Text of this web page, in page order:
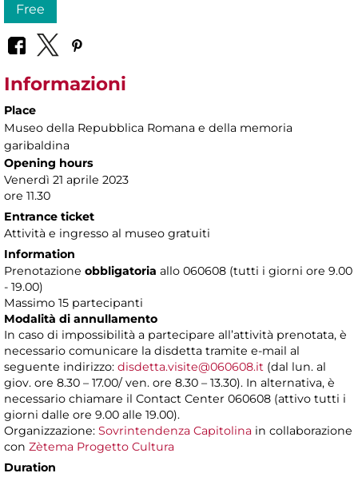
Free
Informazioni
Place
Museo della Repubblica Romana e della memoria
garibaldina
Opening hours
Venerdì 21 aprile 2023
ore 11.30
Entrance ticket
Attività e ingresso al museo gratuiti
Information
Prenotazione obbligatoria allo 060608 (tutti i giorni ore 9.00
- 19.00)
Massimo 15 partecipanti
Modalità di annullamento
In caso di impossibilità a partecipare all’attività prenotata, è
necessario comunicare la disdetta tramite e-mail al
seguente indirizzo: disdetta.visite@060608.it (dal lun. al
giov. ore 8.30 – 17.00/ ven. ore 8.30 – 13.30). In alternativa, è
necessario chiamare il Contact Center 060608 (attivo tutti i
giorni dalle ore 9.00 alle 19.00).
Organizzazione: Sovrintendenza Capitolina in collaborazione
con Zètema Progetto Cultura
Duration